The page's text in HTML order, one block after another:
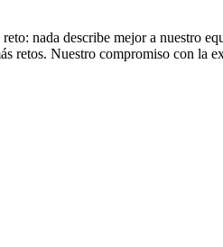
nada describe mejor a nuestro
retos. Nuestro compromiso con la